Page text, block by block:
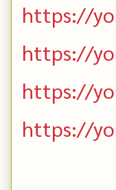
https://
https://
https://
https://